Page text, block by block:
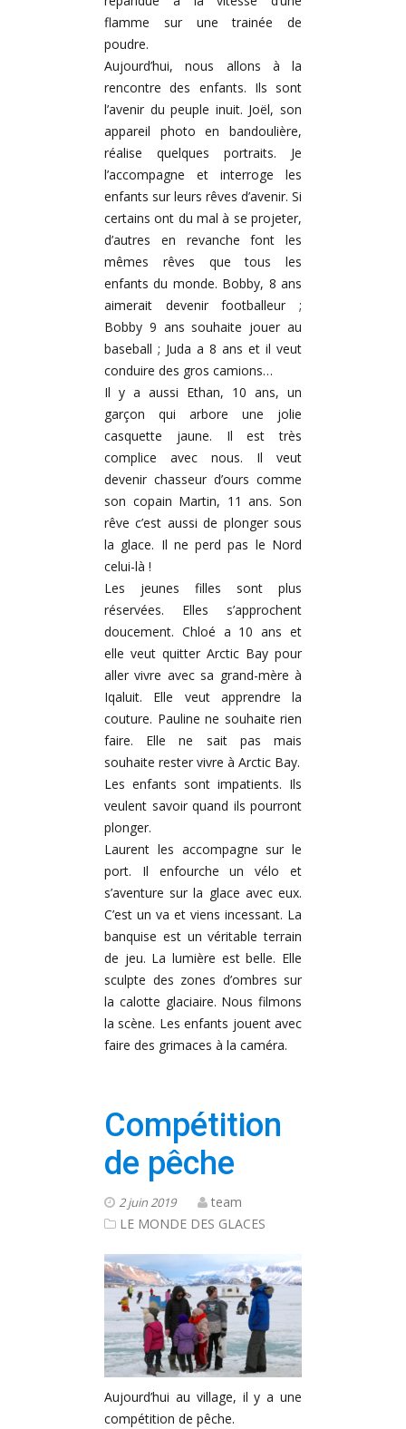
flamme sur une trainée de
poudre.
Aujourd’hui, nous allons à la
rencontre des enfants. Ils sont
l’avenir du peuple inuit. Joël, son
appareil photo en bandoulière,
réalise quelques portraits. Je
l’accompagne et interroge les
enfants sur leurs rêves d’avenir. Si
certains ont du mal à se projeter,
d’autres en revanche font les
mêmes rêves que tous les
enfants du monde. Bobby, 8 ans
aimerait devenir footballeur ;
Bobby 9 ans souhaite jouer au
baseball ; Juda a 8 ans et il veut
conduire des gros camions…
Il y a aussi Ethan, 10 ans, un
garçon qui arbore une jolie
casquette jaune. Il est très
complice avec nous. Il veut
devenir chasseur d’ours comme
son copain Martin, 11 ans. Son
rêve c’est aussi de plonger sous
la glace. Il ne perd pas le Nord
celui-là !
Les jeunes filles sont plus
réservées. Elles s’approchent
doucement. Chloé a 10 ans et
elle veut quitter Arctic Bay pour
aller vivre avec sa grand-mère à
Iqaluit. Elle veut apprendre la
couture. Pauline ne souhaite rien
faire. Elle ne sait pas mais
souhaite rester vivre à Arctic Bay.
Les enfants sont impatients. Ils
veulent savoir quand ils pourront
plonger.
Laurent les accompagne sur le
port. Il enfourche un vélo et
s’aventure sur la glace avec eux.
C’est un va et viens incessant. La
banquise est un véritable terrain
de jeu. La lumière est belle. Elle
sculpte des zones d’ombres sur
la calotte glaciaire. Nous filmons
la scène. Les enfants jouent avec
faire des grimaces à la caméra.
Compétition
de pêche
2 juin 2019
team
LE MONDE DES GLACES
Aujourd’hui au village, il y a une
compétition de pêche.